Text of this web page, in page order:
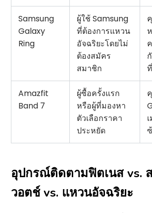
Samsung
Galaxy
Ring
ผู้ใช้ Samsung
ที่ต้องการแหวน
อัจฉริยะโดยไม่
ต้องสมัคร
สมาชิก
Amazfit
Band 7
ผู้ซื้อครั้งแรก
หรือผู้ที่มองหา
ตัวเลือกราคา
ประหยัด
อุปกรณ์ติดตามฟิตเนส vs.
วอตช์ vs. แหวนอัจฉริยะ